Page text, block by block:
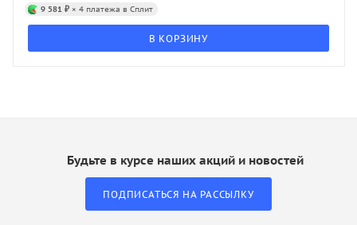
9 581 ₽ × 4 платежа в Сплит
В КОРЗИНУ
Будьте в курсе наших акций и новостей
ПОДПИСАТЬСЯ НА РАССЫЛКУ